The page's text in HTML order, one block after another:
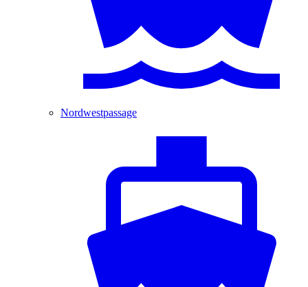
Nordwestpassage